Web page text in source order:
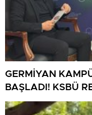
GERMİYAN
BAŞLADI! KSBÜ